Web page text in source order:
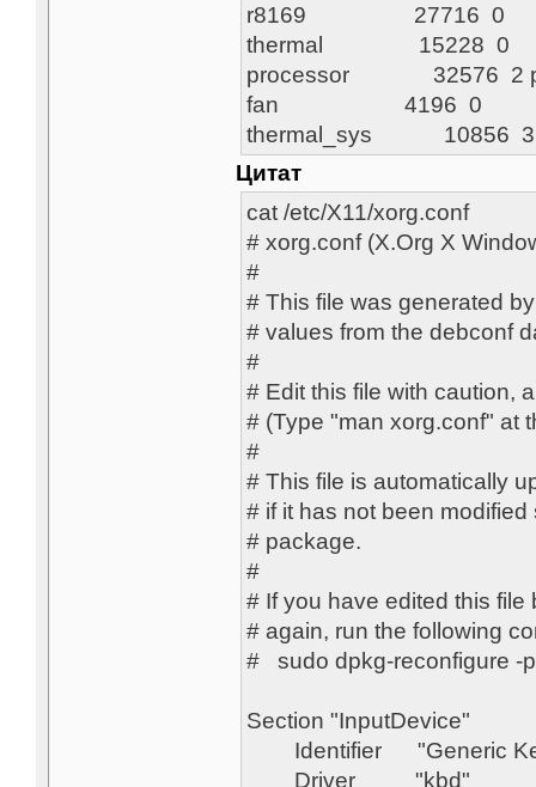
r8169 27716 0
thermal 15228 0
processor 32576 2
fan 4196 0
thermal_sys 10856 3
Цитат
cat /etc/X11/xorg.conf
# xorg.conf (X.Org X
# This file was generated
# values from
# Edit this file with
# (Type "man
# This file is automatically
# if it has not been
#
# If you have edited this
# again, run the
# sudo dpkg-
Section "InputDevice"
Identifier "Generic
Driver